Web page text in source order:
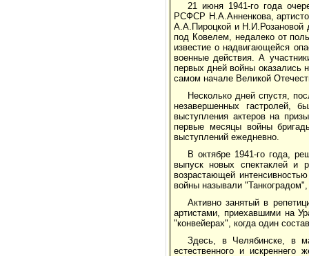
21 июня 1941-го года
РСФСР Н.А.Анненкова,
А.А.Пироцкой и Н.И.Розановой
под Ковелем, недалеко от
известие о надвигающейся
военные действия. А
первых дней войны оказались
самом начале Великой
Несколько дней спустя,
незавершенных гастролей,
выступления актеров на
первые месяцы войны
выступлений ежедневно.
В октябре 1941-го года,
выпуск новых спектаклей и
возрастающей
войны называли
Активно занятый в
артистами, приехавшими на
"конвейерах", когда один
Здесь, в Челябинске, в
естественного и